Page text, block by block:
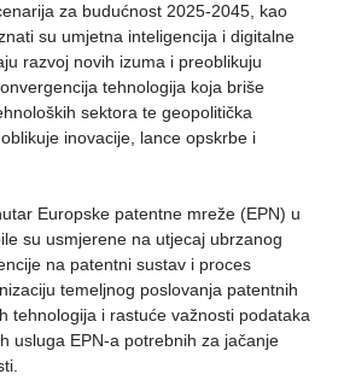
za budućnost 2025-2045, kao
su umjetna inteligencija i digitalne
razvoj novih izuma i preoblikuju
tehnologija koja briše
sektora te geopolitička
inovacije, lance opskrbe i
Europske patentne mreže (EPN) u
su usmjerene na utjecaj ubrzanog
na patentni sustav i proces
temeljnog poslovanja patentnih
tehnologija i rastuće važnosti podataka
usluga EPN-a potrebnih za jačanje